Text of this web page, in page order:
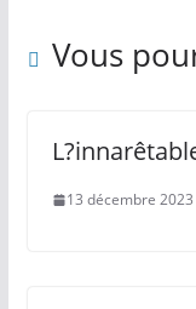
Vous
13 décembre 2023